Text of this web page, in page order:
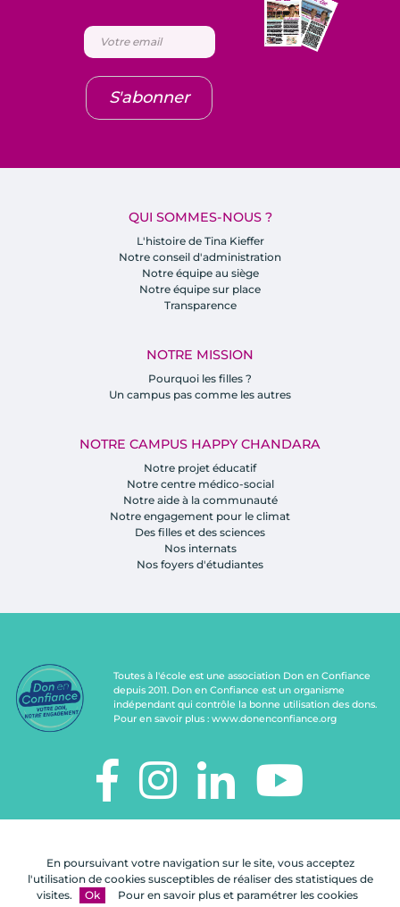
En poursuivant votre navigation sur le site, vous acceptez
l'utilisation de cookies susceptibles de réaliser des statistiques de
visites.
Ok Pour en savoir plus et paramétrer les cookies
QUI SOMMES-NOUS ?
L'histoire de Tina Kieffer
Notre conseil d'administration
Notre équipe au siège
Notre équipe sur place
Transparence
NOTRE MISSION
Pourquoi les filles ?
Un campus pas comme les autres
NOTRE CAMPUS HAPPY CHANDARA
Notre projet éducatif
Notre centre médico-social
Notre aide à la communauté
Notre engagement pour le climat
Des filles et des sciences
Nos internats
Nos foyers d'étudiantes
S'abonner
Toutes à l'école est une association Don en Confiance
depuis 2011. Don en Confiance est un organisme
indépendant qui contrôle la bonne utilisation des dons.
Pour en savoir plus : www.donenconfiance.org
92100 Boulogne-Billancourt